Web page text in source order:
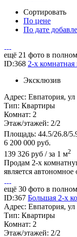
Сортировать
По цене
По дате
ещё 21 фото в
ID:368 2-х
Эксклюзив
Адрес: Евпатория,
Тип: Квартиры
Комнат: 2
Этаж/этажей: 2/2
Площадь: 44.5/26.8/
6 200 000 руб.
139 326 руб / за 1 м2
Продам 2-х
является
ещё 30 фото в
ID:367 Большая 2-х
Адрес: Евпатория,
Тип: Квартиры
Комнат: 2
Этаж/этажей: 2/2